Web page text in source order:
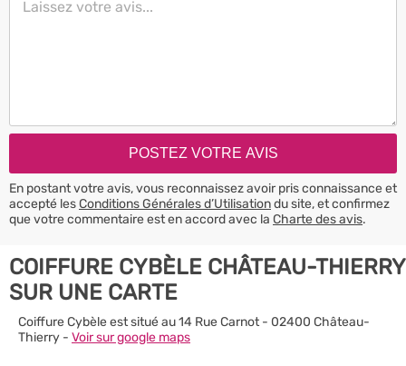
En postant votre avis, vous reconnaissez avoir pris connaissance et
accepté lesConditions Générales d’Utilisationdu site, et confirmez
que votre commentaire est en accord avec la Charte des avis.
COIFFURE CYBÈLE CHÂTEAU-THIERRY
SUR UNE CARTE
Coiffure Cybèle est situé au 14 Rue Carnot - 02400 Château-
Thierry - Voir sur google maps